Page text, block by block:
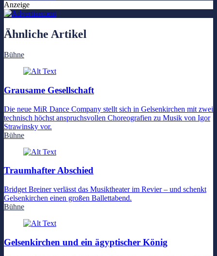
Anzeige
Ähnliche Artikel
Bühne
Grausame Gesellschaft
Die neue MiR Dance Company stellt sich in Gelsenkirchen mit zwei
technisch höchst anspruchsvollen Choreografien zu Musik von Igor
Strawinsky vor.
Bühne
Traumhafter Abschied
Bridget Breiner verlässt das Musiktheater im Revier – und schenkt
Gelsenkirchen einen großen Ballettabend.
Bühne
Gelsenkirchen und ein ägyptischer König